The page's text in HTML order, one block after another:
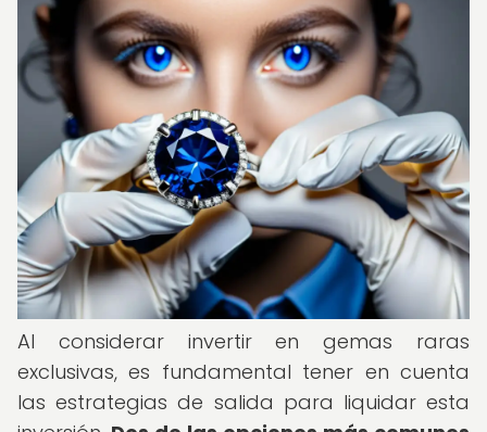
Al considerar invertir en gemas raras
exclusivas, es fundamental tener en cuenta
las estrategias de salida para liquidar esta